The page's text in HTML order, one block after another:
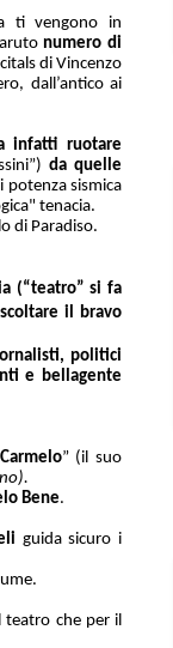
ti vengono in
numero di
di Vincenzo
dall’antico ai
infatti ruotare
da quelle
potenza sismica
tenacia.
di Paradiso.
(“teatro” si fa
il bravo
politici
e bellagente
” (il suo
Bene.
guida sicuro i
che per il